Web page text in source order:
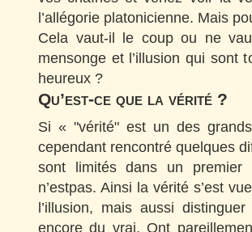
l’allégorie platonicienne. Mais
Cela vaut-il le coup ou ne
mensonge et l’illusion qui sont
heureux ?
Qu’est-ce que la vérité ?
Si « "vérité" est un des
cependant rencontré quelques
sont limités dans un
n’estpas. Ainsi la vérité s’est
l’illusion, mais aussi
encore du vrai. Ont